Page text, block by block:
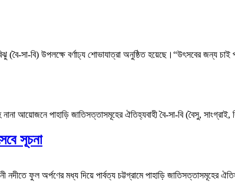
সা-বি) উপলক্ষে বর্ণাঢ্য শোভাযাত্রা অনুষ্ঠিত হয়েছে।“উৎসবের জন্য চাই
নানা আয়োজনে পাহাড়ি জাতিসত্তাসমূহের ঐতিহ্যবাহী বৈ-সা-বি (বৈসু,
সূচনা
ফুল অর্পণের মধ্য দিয়ে পার্বত্য চট্টগ্রামে পাহাড়ি জাতিসত্তাসমূহের